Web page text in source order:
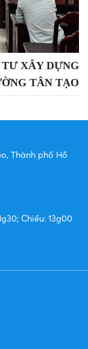
XÂY DỰNG
TÂN TẠO
Thành phố Hồ
Chiều: 13g00